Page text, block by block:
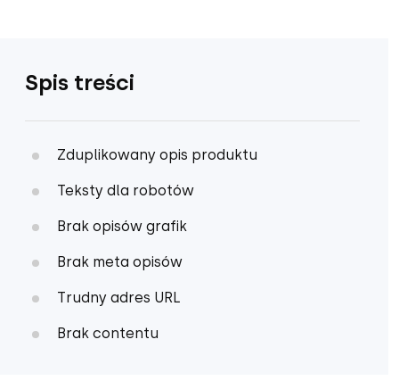
Spis treści
Zduplikowany opis produktu
Teksty dla robotów
Brak opisów grafik
Brak meta opisów
Trudny adres URL
Brak contentu